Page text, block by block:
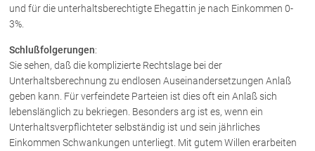
und für die unterhaltsberechtigte Ehegattin je nach Einkommen 0-
3%.
Schlußfolgerungen:
Sie sehen, daß die komplizierte Rechtslage bei der
Unterhaltsberechnung zu endlosen Auseinandersetzungen Anlaß
geben kann. Für verfeindete Parteien ist dies oft ein Anlaß sich
lebenslänglich zu bekriegen. Besonders arg ist es, wenn ein
Unterhaltsverpflichteter selbständig ist und sein jährliches
Einkommen Schwankungen unterliegt. Mit gutem Willen erarbeiten